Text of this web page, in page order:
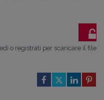
o registrati per scaricare il file